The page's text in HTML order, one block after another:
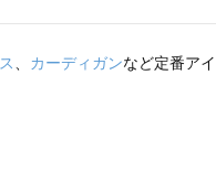
、 カーディガンなど定番ア